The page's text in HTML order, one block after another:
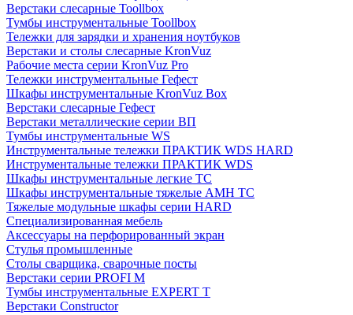
Верстаки слесарные Toollbox
Тумбы инструментальные Toollbox
Тележки для зарядки и хранения ноутбуков
Верстаки и столы слесарные KronVuz
Рабочие места серии KronVuz Pro
Тележки инструментальные Гефест
Шкафы инструментальные KronVuz Box
Верстаки слесарные Гефест
Верстаки металлические серии ВП
Тумбы инструментальные WS
Инструментальные тележки ПРАКТИК WDS HARD
Инструментальные тележки ПРАКТИК WDS
Шкафы инструментальные легкие ТС
Шкафы инструментальные тяжелые AMH TC
Тяжелые модульные шкафы серии HARD
Cпециализированная мебель
Аксессуары на перфорированный экран
Стулья промышленные
Столы сварщика, сварочные посты
Верстаки серии PROFI M
Тумбы инструментальные EXPERT T
Верстаки Constructor